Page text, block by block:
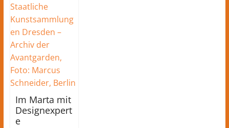
Im Marta mit
Designexpert
e